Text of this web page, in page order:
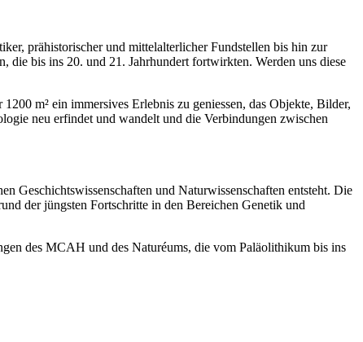
prähistorischer und mittelalterlicher Fundstellen bis hin zur
die bis ins 20. und 21. Jahrhundert fortwirkten. Werden uns diese
m² ein immersives Erlebnis zu geniessen, das Objekte, Bilder,
neu erfindet und wandelt und die Verbindungen zwischen
Geschichtswissenschaften und Naturwissenschaften entsteht. Die
der jüngsten Fortschritte in den Bereichen Genetik und
des MCAH und des Naturéums, die vom Paläolithikum bis ins